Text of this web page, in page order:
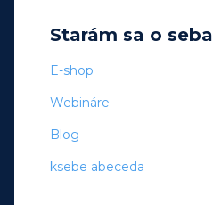
Starám sa o seba
E-shop
Webináre
Blog
ksebe abeceda